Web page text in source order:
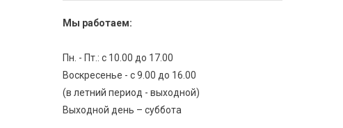
Мы работаем:
Пн. - Пт.: с 10.00 до 17.00
Воскресенье - с 9.00 до 16.00
(в летний период - выходной)
Выходной день – суббота